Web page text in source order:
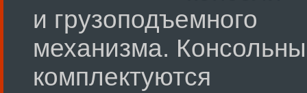
и грузоподъемного
механизма.
комплектуются